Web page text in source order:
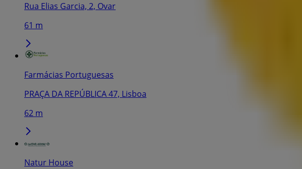
Rua Elias Garcia, 2, Ovar
61 m
Farmácias Portuguesas
PRAÇA DA REPÚBLICA 47, Lisboa
62 m
Natur House